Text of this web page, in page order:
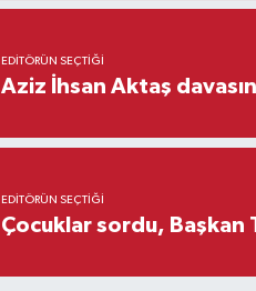
EDITÖRÜN SEÇTIĞI
Aziz İhsan Aktaş
EDITÖRÜN SEÇTIĞI
Çocuklar sordu, Başkan